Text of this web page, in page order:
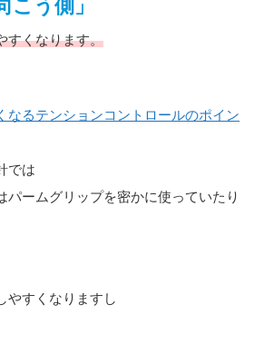
こう側」
すくなります。
なるテンションコントロールのポイン
では
パームグリップを密かに使っていたり
やすくなりますし